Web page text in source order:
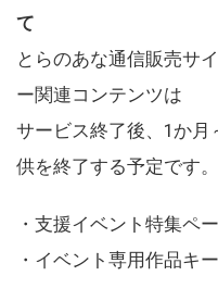
て
とらのあな通信販売サ
ー関連コンテンツは
サービス終了後、1か
供を終了する予定です。
・支援イベント特集ペ
・イベント専用作品キ